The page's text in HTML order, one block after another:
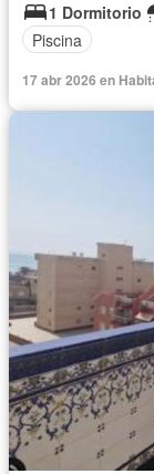
1 Dormitorio
Piscina
17 abr 2026 en